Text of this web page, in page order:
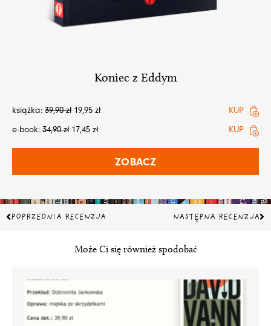
Koniec z Eddym
książka: 39,90zł 19,95 zł
KUP
e-book: 34,90zł 17,45 zł KUP
ZOBACZ
Prev
POPRZEDNIA RECENZJA NASTĘPNA RECENZJA
Może Ci się również spodobać